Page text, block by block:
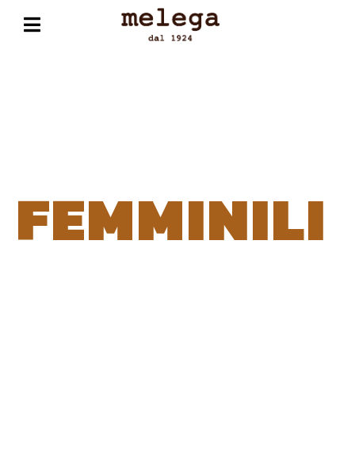
FEMMINILI